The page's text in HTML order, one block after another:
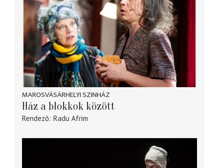
MAROSVÁSÁRHELYI SZINHÁZ
Ház a blokkok között
Rendező Radu Afrim